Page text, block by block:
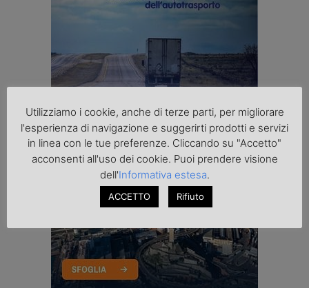
Utilizziamo i cookie, anche di terze parti, per migliorare
l'esperienza di navigazione e suggerirti prodotti e servizi
in linea con le tue preferenze. Cliccando su "Accetto"
acconsenti all'uso dei cookie. Puoi prendere visione
dell'Informativa estesa.
ACCETTO Rifiuto